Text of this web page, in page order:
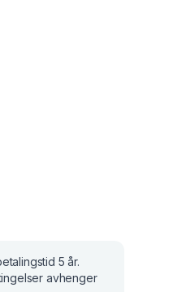
5 år.
avhenger